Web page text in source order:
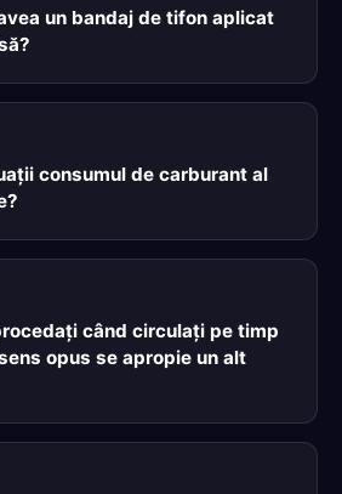
un bandaj de tifon aplicat
consumul de carburant al
când circulaţi pe timp
opus se apropie un alt